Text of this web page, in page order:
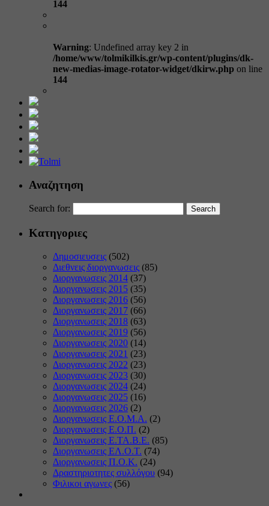
144
Warning: Undefined array key 2 in
/home/www/tolmikilkis.gr/wp-content/plugins/dk-
new-medias-image-rotator-widget/dkirw.php on line
144
Αναζητηση
Search for:
Κατηγοριες
Δημοσιευσεις (502)
Διεθνεις διοργανωσεις (85)
Διοργανωσεις 2014 (37)
Διοργανωσεις 2015 (35)
Διοργανωσεις 2016 (56)
Διοργανωσεις 2017 (66)
Διοργανωσεις 2018 (63)
Διοργανωσεις 2019 (56)
Διοργανωσεις 2020 (14)
Διοργανωσεις 2021 (23)
Διοργανωσεις 2022 (23)
Διοργανωσεις 2023 (30)
Διοργανωσεις 2024 (24)
Διοργανωσεις 2025 (16)
Διοργανωσεις 2026 (2)
Διοργανωσεις Ε.Ο.Μ.Α. (2)
Διοργανωσεις Ε.Ο.Π. (2)
Διοργανωσεις Ε.ΤΑ.Β.Ε. (85)
Διοργανωσεις ΕΛ.Ο.Τ. (74)
Διοργανωσεις Π.Ο.Κ. (24)
Δραστηριοτητες συλλόγου (94)
Φιλικοι αγωνες (56)